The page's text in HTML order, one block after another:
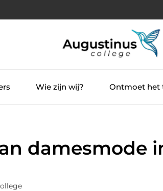
Wie zijn wij? Ontmoet het
damesmode